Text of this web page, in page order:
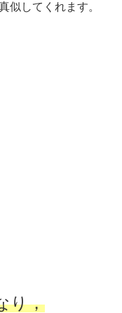
似してくれます。
り，